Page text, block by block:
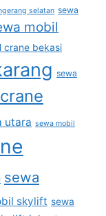
selatan sewa
mobil
crane bekasi
sewa
utara sewa mobil
sewa
skylift sewa